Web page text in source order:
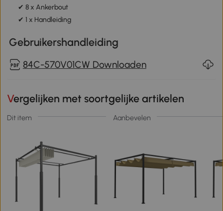
✔ 8 x Ankerbout
✔ 1 x Handleiding
Gebruikershandleiding
84C-570V01CW Downloaden
Vergelijken met soortgelijke artikelen
Dit item Aanbevelen